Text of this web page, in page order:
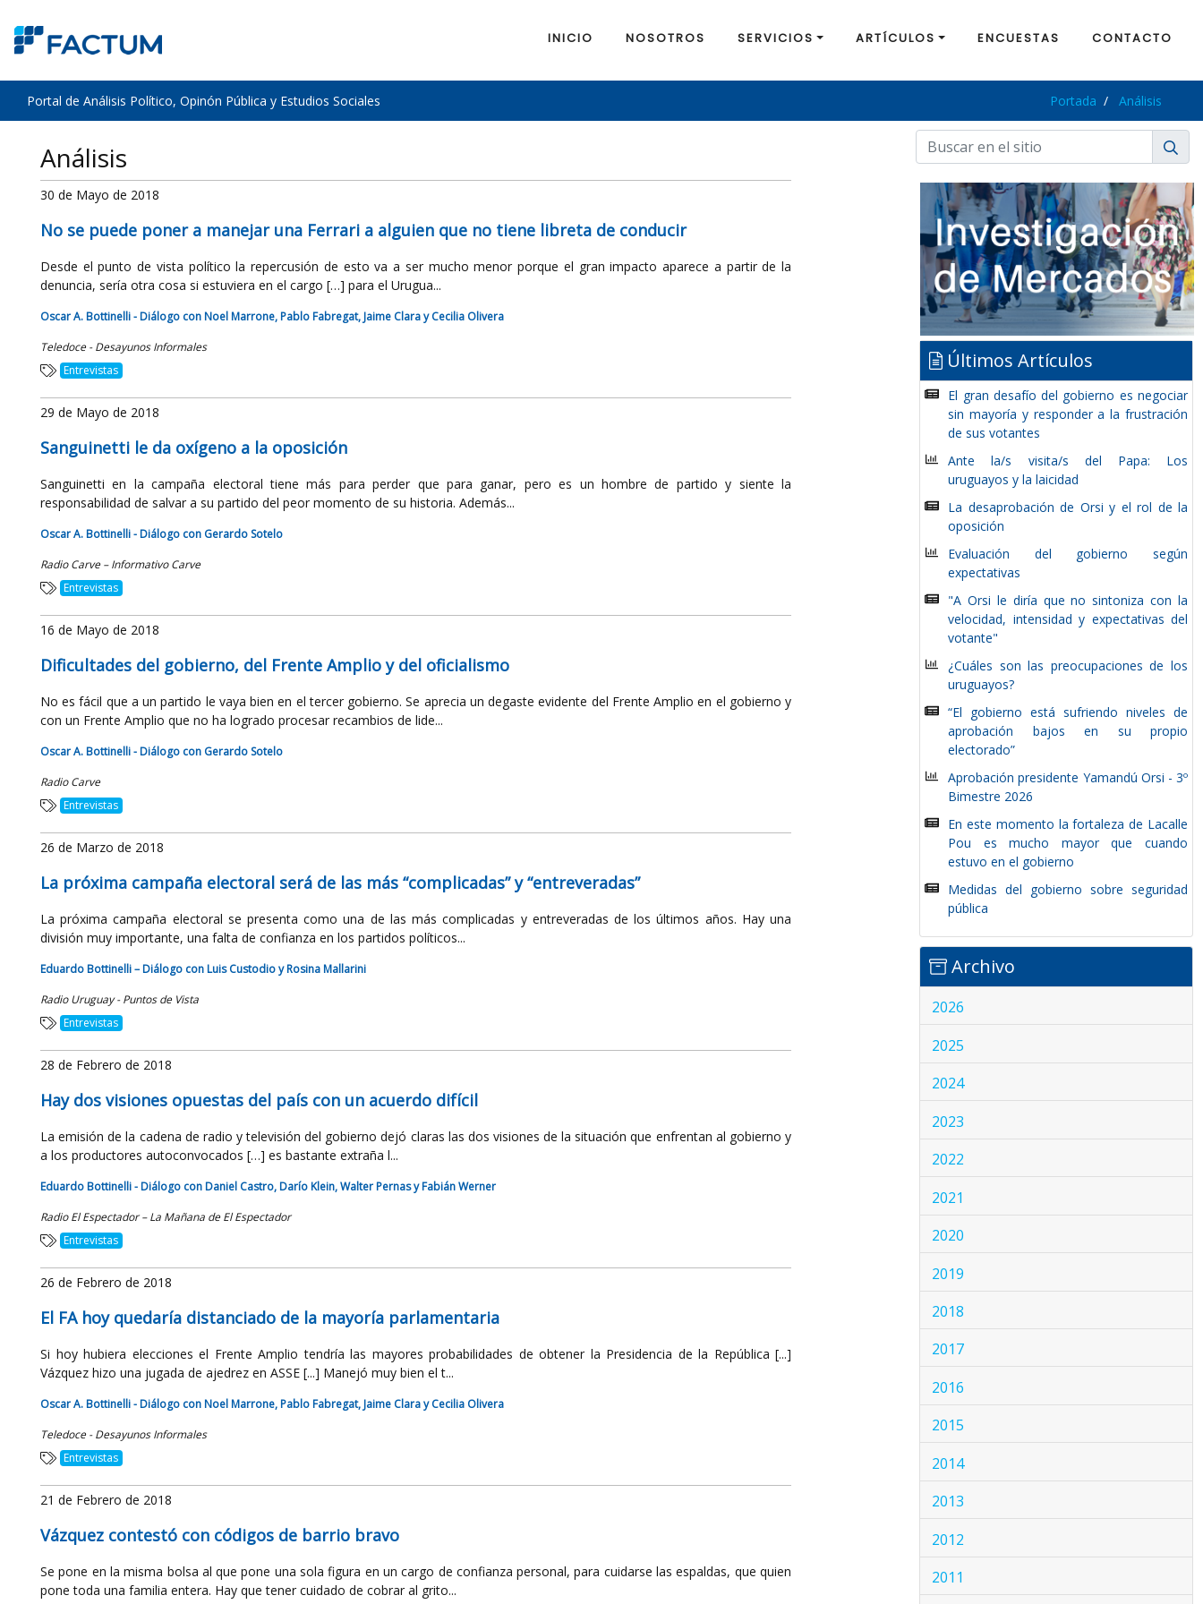
INICIO NOSOTROS SERVICIOS ARTÍCULOS ENCUESTAS CONTACTO
Portal de Análisis Político, Opinón Pública y Estudios Sociales Portada Análisis
Análisis
30 de Mayo de 2018
No se puede poner a manejar una Ferrari a alguien que no tiene libreta de conducir
Desde el punto de vista político la repercusión de esto va a ser mucho menor porque el gran impacto aparece a partir de la
denuncia, sería otra cosa si estuviera en el cargo […] para el Urugua...
Oscar A. Bottinelli - Diálogo con Noel Marrone, Pablo Fabregat, Jaime Clara y Cecilia Olivera
Teledoce - Desayunos Informales
Entrevistas
29 de Mayo de 2018
Sanguinetti le da oxígeno a la oposición
Sanguinetti en la campaña electoral tiene más para perder que para ganar, pero es un hombre de partido y siente la
responsabilidad de salvar a su partido del peor momento de su historia. Además...
Oscar A. Bottinelli - Diálogo con Gerardo Sotelo
Radio Carve – Informativo Carve
Entrevistas
16 de Mayo de 2018
Dificultades del gobierno, del Frente Amplio y del oficialismo
No es fácil que a un partido le vaya bien en el tercer gobierno. Se aprecia un degaste evidente del Frente Amplio en el gobierno y
con un Frente Amplio que no ha logrado procesar recambios de lide...
Oscar A. Bottinelli - Diálogo con Gerardo Sotelo
Radio Carve
Entrevistas
26 de Marzo de 2018
La próxima campaña electoral será de las más “complicadas” y “entreveradas”
La próxima campaña electoral se presenta como una de las más complicadas y entreveradas de los últimos años. Hay una
división muy importante, una falta de confianza en los partidos políticos...
Eduardo Bottinelli – Diálogo con Luis Custodio y Rosina Mallarini
Radio Uruguay - Puntos de Vista
Entrevistas
28 de Febrero de 2018
Hay dos visiones opuestas del país con un acuerdo difícil
La emisión de la cadena de radio y televisión del gobierno dejó claras las dos visiones de la situación que enfrentan al gobierno y
a los productores autoconvocados […] es bastante extraña l...
Eduardo Bottinelli - Diálogo con Daniel Castro, Darío Klein, Walter Pernas y Fabián Werner
Radio El Espectador – La Mañana de El Espectador
Entrevistas
26 de Febrero de 2018
El FA hoy quedaría distanciado de la mayoría parlamentaria
Si hoy hubiera elecciones el Frente Amplio tendría las mayores probabilidades de obtener la Presidencia de la República [...]
Vázquez hizo una jugada de ajedrez en ASSE [...] Manejó muy bien el t...
Oscar A. Bottinelli - Diálogo con Noel Marrone, Pablo Fabregat, Jaime Clara y Cecilia Olivera
Teledoce - Desayunos Informales
Entrevistas
21 de Febrero de 2018
Vázquez contestó con códigos de barrio bravo
Se pone en la misma bolsa al que pone una sola figura en un cargo de confianza personal, para cuidarse las espaldas, que quien
pone toda una familia entera. Hay que tener cuidado de cobrar al grito...
Últimos Artículos
El gran desafío del gobierno es negociar
sin mayoría y responder a la frustración
de sus votantes
Ante la/s visita/s del Papa: Los
uruguayos y la laicidad
La desaprobación de Orsi y el rol de la
oposición
Evaluación del gobierno según
expectativas
"A Orsi le diría que no sintoniza con la
velocidad, intensidad y expectativas del
votante"
¿Cuáles son las preocupaciones de los
uruguayos?
“El gobierno está sufriendo niveles de
aprobación bajos en su propio
electorado”
Aprobación presidente Yamandú Orsi - 3º
Bimestre 2026
En este momento la fortaleza de Lacalle
Pou es mucho mayor que cuando
estuvo en el gobierno
Medidas del gobierno sobre seguridad
pública
Archivo
2026
2025
2024
2023
2022
2021
2020
2019
2018
2017
2016
2015
2014
2013
2012
2011